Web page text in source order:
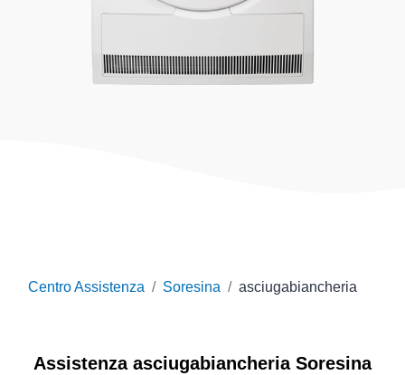
Centro Assistenza Soresina asciugabiancheria
Assistenza asciugabiancheriaSoresina